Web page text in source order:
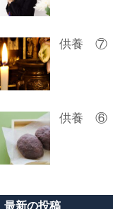
供養 ⑦
供養 ⑥
最新の投稿